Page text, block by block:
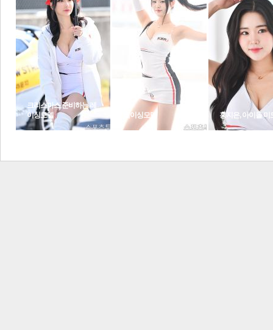
포토갤러리 포토뉴스
크리스마스 준비하는 레
이싱모델
레이싱모델 홍지은, 아이돌 미